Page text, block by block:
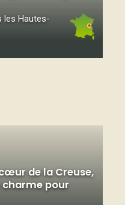
les Hautes-
de la Creuse,
charme pour